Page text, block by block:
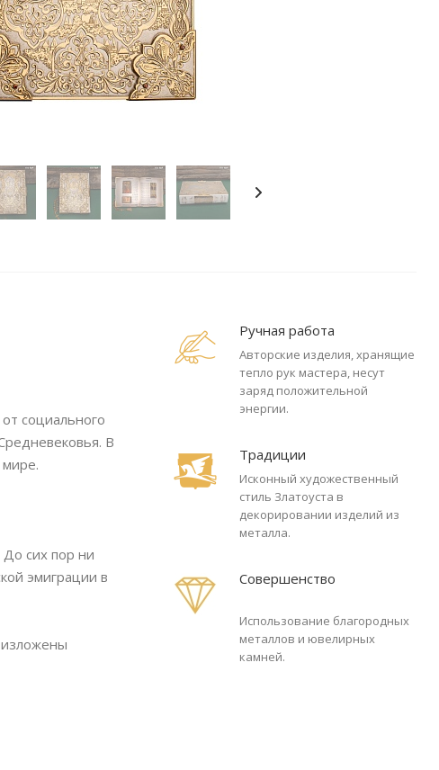
Ручная работа
Авторские изделия, хранящие
тепло рук мастера, несут
заряд положительной
энергии.
Традиции
Исконный художественный
стиль Златоуста в
декорировании изделий из
металла.
Совершенство
Использование благородных
металлов и ювелирных
камней.
социального
В
До сих пор ни
эмиграции в
изложены